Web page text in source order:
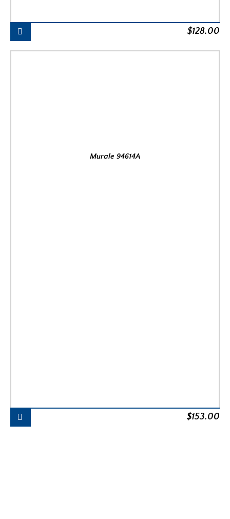
$128.00
Murale 94614A
$153.00